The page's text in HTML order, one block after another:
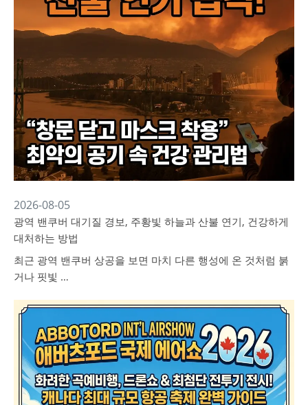
2026-08-05
광역 밴쿠버 대기질 경보, 주황빛 하늘과 산불 연기, 건강하게
대처하는 방법
최근 광역 밴쿠버 상공을 보면 마치 다른 행성에 온 것처럼 붉
거나 핏빛 …